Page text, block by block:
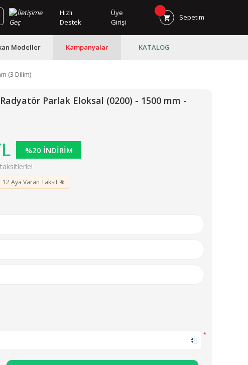
Hızlı
Destek
Üye
Girişi
Sepetim
Modeller Kampanyalar KATALOG
(3 Dilim)
Parlak Eloksal (0200) - 1500 mm -
%20 İNDİRİM
12 Aya Varan Taksit %
*